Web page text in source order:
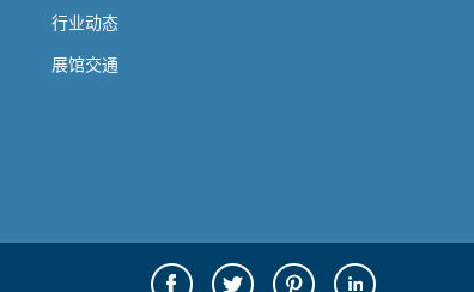
行业动态
展馆交通